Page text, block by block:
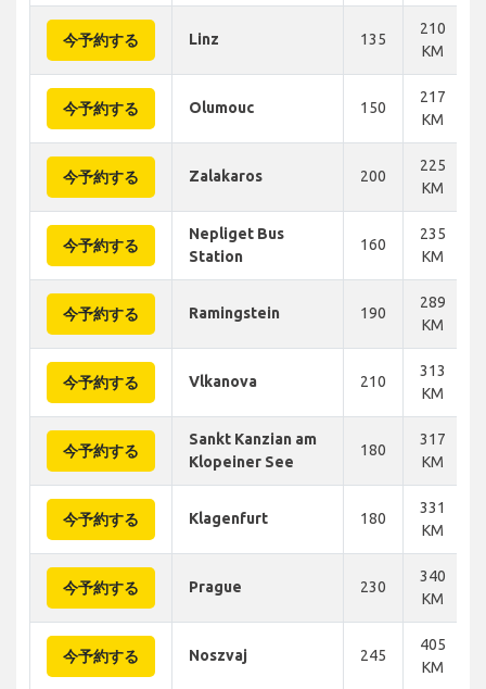
今予約する Linz 135
210
KM
今予約する Olumouc 150
217
KM
今予約する Zalakaros 200
225
KM
今予約する
Nepliget Bus
Station
160
235
KM
今予約する Ramingstein 190
289
KM
今予約する Vlkanova 210
313
KM
今予約する
Sankt Kanzian am
Klopeiner See
180
317
KM
今予約する Klagenfurt 180
331
KM
今予約する Prague 230
340
KM
今予約する Noszvaj 245
405
KM